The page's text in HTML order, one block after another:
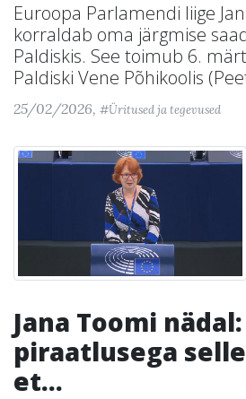
Euroopa Parlamendi liige
korraldab oma järgmise
Paldiskis. See toimub 6.
Paldiski Vene Põhikoolis
25/02/2026, #Üritused ja tegevused
Jana Toomi
piraatlusega
et...